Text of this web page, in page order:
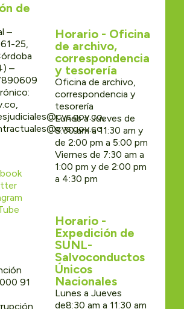
de
–
25,
–
91
Horario - Oficina
de archivo,
correspondencia
y tesorería
Oficina de archivo,
correspondencia y
tesorería
Lunes a Jueves de
8:30 am a 11:30 am y
de 2:00 pm a 5:00 pm
Viernes de 7:30 am a
1:00 pm y de 2:00 pm
a 4:30 pm
Horario -
Expedición de
SUNL-
Salvoconductos
Únicos
Nacionales
Lunes a Jueves
de8:30 am a 11:30 am